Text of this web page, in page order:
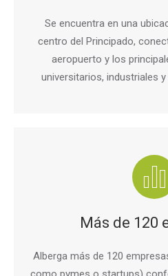
Se encuentra en una
centro del Principado,
aeropuerto y los
universitarios, industriales
Más de 120
Alberga más de 120